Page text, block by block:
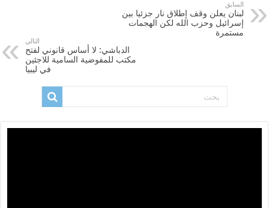
السابق
لبنان يعلن وقف إطلاق نار جزئيا بين
إسرائيل وحزب الله لكن الهجمات
مستمرة
التالي
الدباشي: لا أساس قانوني لفتح
مكتب للمفوضية السامية للاجئين
في ليبيا